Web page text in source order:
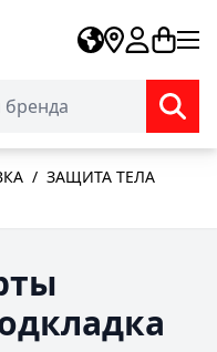
/ ЗАЩИТА ТЕЛА